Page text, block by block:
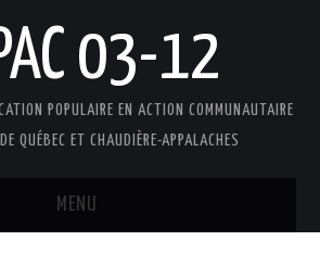
03-12
POPULAIRE EN ACTION COMMUNAUTAIRE
QUÉBEC ET CHAUDIÈRE-APPALACHES
MENU